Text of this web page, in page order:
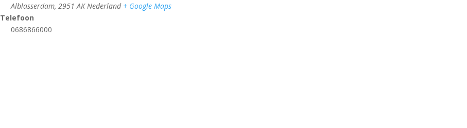
Alblasserdam, 2951 AK Nederland + Google Maps
Telefoon
0686866000